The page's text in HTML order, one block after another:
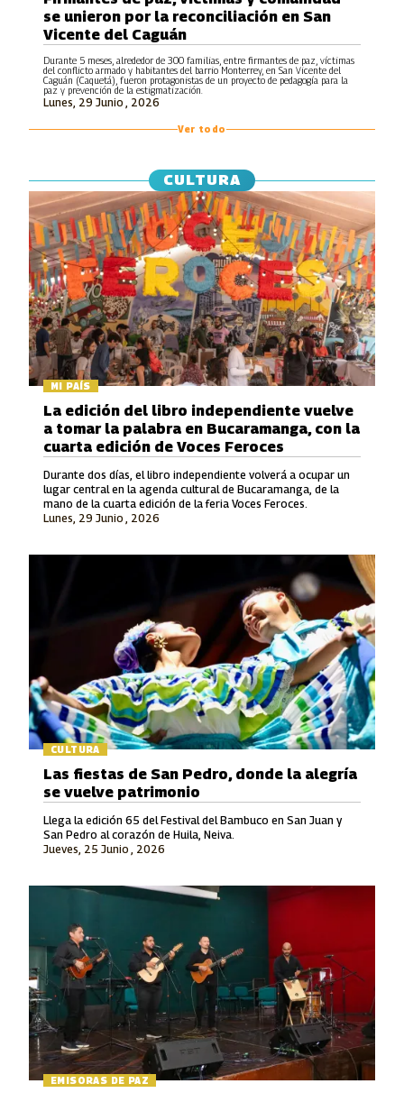
Lunes, 29 Junio , 2026
se unieron por la reconciliación en San
Vicente del Caguán
Durante 5 meses, alrededor de 300 familias, entre firmantes de paz, víctimas
del conflicto armado y habitantes del barrio Monterrey, en San Vicente del
Caguán (Caquetá), fueron protagonistas de un proyecto de pedagogía para la
paz y prevención de la estigmatización.
Ver todo
CULTURA
MI PAÍS
Durante dos días, el libro independiente volverá a ocupar un
lugar central en la agenda cultural de Bucaramanga, de la
mano de la cuarta edición de la feria Voces Feroces.
Lunes, 29 Junio , 2026
La edición del libro independiente vuelve
a tomar la palabra en Bucaramanga, con la
cuarta edición de Voces Feroces
CULTURA
Jueves, 25 Junio , 2026
Las fiestas de San Pedro, donde la alegría
se vuelve patrimonio
Llega la edición 65 del Festival del Bambuco en San Juan y
San Pedro al corazón de Huila, Neiva.
EMISORAS DE PAZ